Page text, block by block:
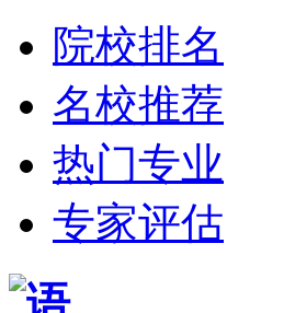
院校排名
名校推荐
热门专业
专家评估